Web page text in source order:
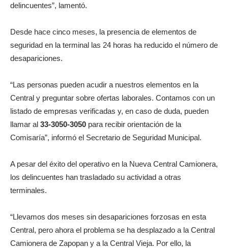
delincuentes”, lamentó.
Desde hace cinco meses, la presencia de elementos de
seguridad en la terminal las 24 horas ha reducido el número de
desapariciones.
“Las personas pueden acudir a nuestros elementos en la
Central y preguntar sobre ofertas laborales. Contamos con un
listado de empresas verificadas y, en caso de duda, pueden
llamar al 33-3050-3050 para recibir orientación de la
Comisaría”, informó el Secretario de Seguridad Municipal.
A pesar del éxito del operativo en la Nueva Central Camionera,
los delincuentes han trasladado su actividad a otras
terminales.
“Llevamos dos meses sin desapariciones forzosas en esta
Central, pero ahora el problema se ha desplazado a la Central
Camionera de Zapopan y a la Central Vieja. Por ello, la